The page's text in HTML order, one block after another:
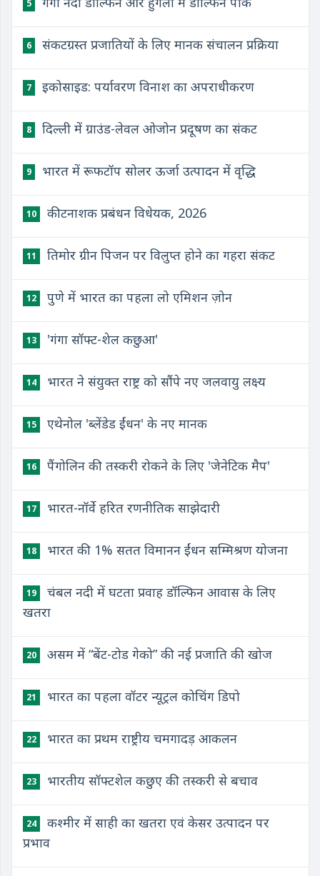
5
6 संकटग्रस्त प्रजातियों के लिए मानक संचालन प्रक्रिया
7 इकोसाइड: पर्यावरण विनाश का अपराधीकरण
8 दिल्ली में ग्राउंड-लेवल ओजोन प्रदूषण का संकट
9 भारत में रूफटॉप सोलर ऊर्जा उत्पादन में वृद्धि
10 कीटनाशक प्रबंधन विधेयक, 2026
11 तिमोर ग्रीन पिजन पर विलुप्त होने का गहरा संकट
12 पुणे में भारत का पहला लो एमिशन ज़ोन
13 'गंगा सॉफ्ट-शेल कछुआ'
14 भारत ने संयुक्त राष्ट्र को सौंपे नए जलवायु लक्ष्य
15 एथेनोल 'ब्लेंडेड ईंधन' के नए मानक
16 पैंगोलिन की तस्करी रोकने के लिए 'जेनेटिक मैप'
17 भारत-नॉर्वे हरित रणनीतिक साझेदारी
18 भारत की 1% सतत विमानन ईंधन सम्मिश्रण योजना
19
चंबल नदी में घटता प्रवाह डॉल्फिन आवास के लिए
खतरा
20 असम में “बेंट-टोड गेको” की नई प्रजाति की खोज
21 भारत का पहला वॉटर न्‍यूट्रल कोचिंग डिपो
22 भारत का प्रथम राष्ट्रीय चमगादड़ आकलन
23 भारतीय सॉफ्टशेल कछुए की तस्करी से बचाव
24
कश्मीर में साही का खतरा एवं केसर उत्पादन पर
प्रभाव